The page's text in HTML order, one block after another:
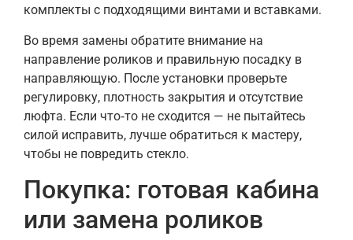
комплекты с подходящими винтами и вставками.
Во время замены обратите внимание на
направление роликов и правильную посадку в
направляющую. После установки проверьте
регулировку, плотность закрытия и отсутствие
люфта. Если что‑то не сходится — не пытайтесь
силой исправить, лучше обратиться к мастеру,
чтобы не повредить стекло.
Покупка: готовая кабина
или замена роликов